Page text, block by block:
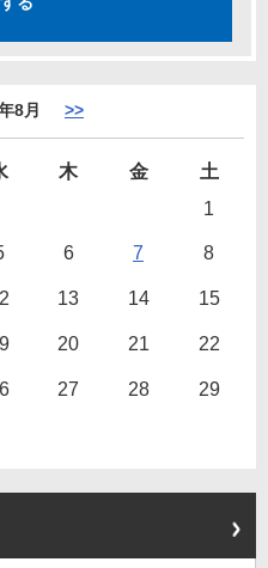
8月 >>
木 金
土
1
6 7 8
13 14 15
20 21 22
27 28 29